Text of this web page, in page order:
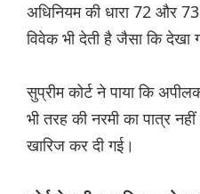
अधिनियम की धारा 72 और
विवेक भी देती है जैसा कि देखा
सुप्रीम कोर्ट ने पाया कि
भी तरह की नरमी का पात्र
खारिज कर दी गई।